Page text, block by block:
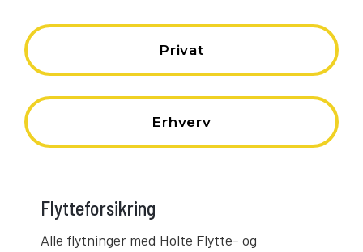
Privat
Erhverv
Flytteforsikring
Alle flytninger med Holte Flytte- og